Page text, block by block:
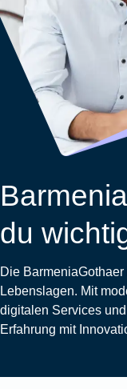
Zur
Zur
Zur
Zur
Zur
Zur
Zur
Zur
Betriebe
Vereine
Zur
du
Die
Lebenslagen. Mit
digitalen Services
Erfahrung mit